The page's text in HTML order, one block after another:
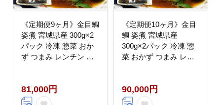
《定期便9ヶ月》金目鯛
姿煮 宮城県産 300g×2
パック 冷凍 惣菜 おか
ず つまみ レンチン 湯
み レンチン 湯煎 簡単
煮物 煮付]
81,000円
《定期便10ヶ月》金目
鯛 姿煮 宮城県産
300g×2パック 冷凍 惣
菜 おかず つまみ レン
ず つまみ レンチン 湯
煎 簡単 煮物 煮付]
90,000円